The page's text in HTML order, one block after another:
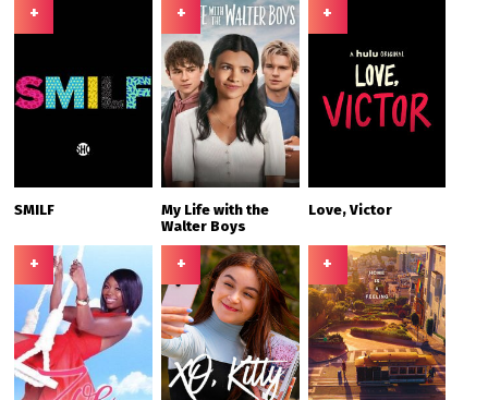
+
SMILF
+
My Life with the
Walter Boys
+
Love, Victor
+ + +